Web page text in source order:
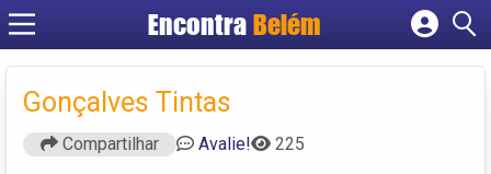
EncontraBelém
Cadastrar empresa
Criar conta
Gonçalves Tintas
Compartilhar Avalie! 225